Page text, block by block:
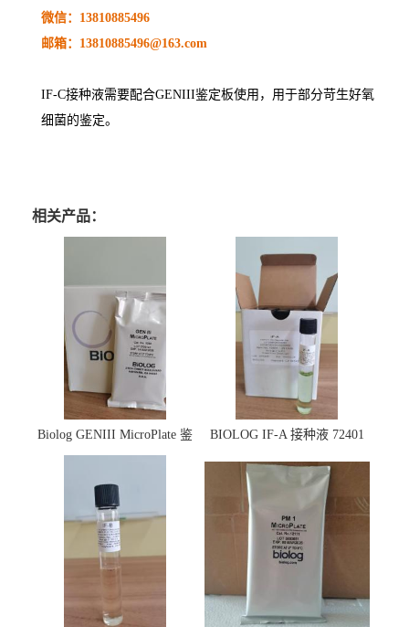
微信： 13810885496
邮箱： 13810885496@163.com
IF-C接种液需要配合GENIII鉴定板使用，用于部分苛生好氧
细菌的鉴定。
相关产品：
Biolog GENIII MicroPlate 鉴
定板 1030
BIOLOG IF-A 接种液 72401